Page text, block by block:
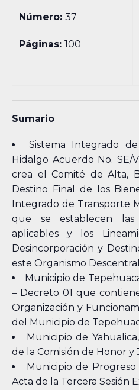
Número:37
Páginas:100
Sumario
Sistema Integrado
Hidalgo Acuerdo No. SE/
crea el Comité de Alta,
Destino Final de los
Integrado de Transporte
que se establecen
aplicables y los
Desincorporación y
este Organismo
Municipio de
– Decreto 01 que
Organización y
del Municipio de
Municipio de
de la Comisión de Honor y
Municipio de
Acta de la Tercera Sesión